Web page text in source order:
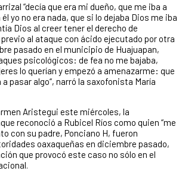
“decía que era mi dueño, que me iba a
yo no era nada, que si lo dejaba Dios me iba
Dios al creer tener el derecho de
al ataque con ácido ejecutado por otra
pasado en el municipio de Huajuapan,
psicológicos: de fea no me bajaba,
lo querían y empezó a amenazarme: que
pasar algo“, narró la saxofonista María
Aristegui este miércoles, la
reconoció a Rubicel Ríos como quien “me
con su padre, Ponciano H, fueron
oaxaqueñas en diciembre pasado,
que provocó este caso no sólo en el